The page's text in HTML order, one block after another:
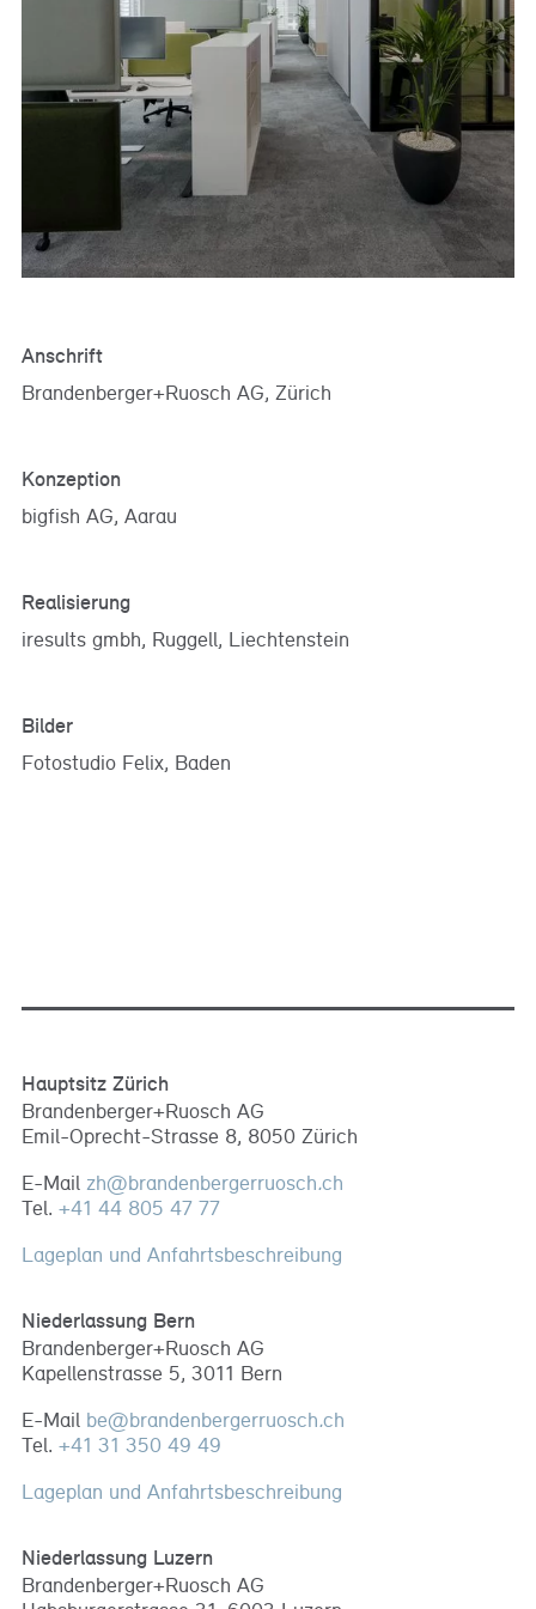
Referenzen
Bauherrenberatung
Immobilienberatung
Unternehmensberatung
Publikationen
News
Fachartikel
Anschrift
Brandenberger+Ruosch AG, Zürich
Konzeption
bigfish AG, Aarau
Realisierung
iresults gmbh, Ruggell, Liechtenstein
Bilder
Fotostudio Felix, Baden
Hauptsitz Zürich
Brandenberger+Ruosch AG
Emil-Oprecht-Strasse 8, 8050 Zürich
E-Mail zh@brandenbergerruosch.ch
Tel. +41 44 805 47 77
Lageplan und Anfahrtsbeschreibung
Niederlassung Bern
Brandenberger+Ruosch AG
Kapellenstrasse 5, 3011 Bern
E-Mail be@brandenbergerruosch.ch
Tel. +41 31 350 49 49
Lageplan und Anfahrtsbeschreibung
Niederlassung Luzern
Brandenberger+Ruosch AG